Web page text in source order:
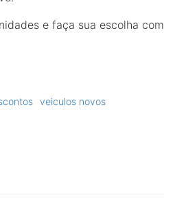
e faça sua escolha com
veiculos novos